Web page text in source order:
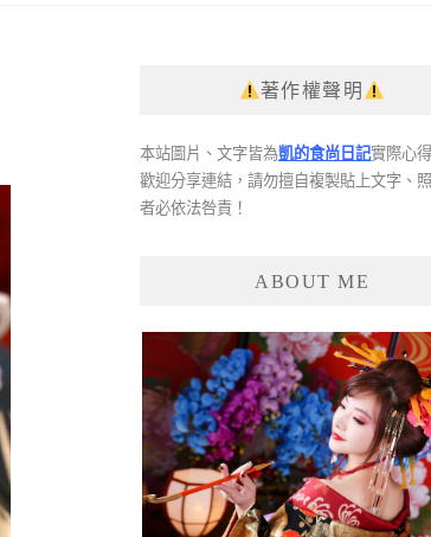
著作權聲明
本站圖片、文字皆為凱的食尚日記實際心
歡迎分享連結，請勿擅自複製貼上文字、
者必依法咎責！
ABOUT ME